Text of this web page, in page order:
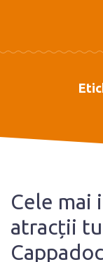
Cele mai
atracții